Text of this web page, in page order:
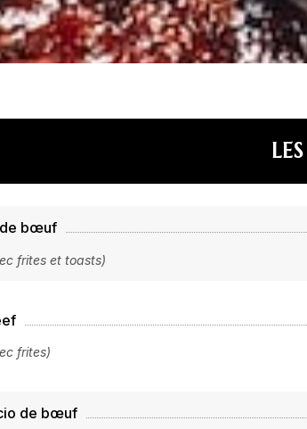
bœuf
frites et toasts)
frites)
de bœuf